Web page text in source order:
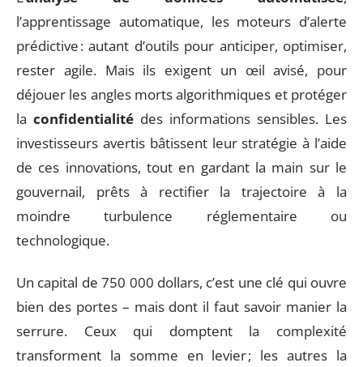
l’apprentissage automatique, les moteurs d’alerte
prédictive : autant d’outils pour anticiper, optimiser,
rester agile. Mais ils exigent un œil avisé, pour
déjouer les angles morts algorithmiques et protéger
la confidentialité des informations sensibles. Les
investisseurs avertis bâtissent leur stratégie à l’aide
de ces innovations, tout en gardant la main sur le
gouvernail, prêts à rectifier la trajectoire à la
moindre turbulence réglementaire ou
technologique.
Un capital de 750 000 dollars, c’est une clé qui ouvre
bien des portes – mais dont il faut savoir manier la
serrure. Ceux qui domptent la complexité
transforment la somme en levier ; les autres la